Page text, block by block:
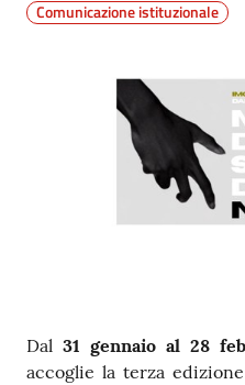
Comunicazione istituzionale
Contenuto
Dal 31 gennaio al 28
accoglie la terza